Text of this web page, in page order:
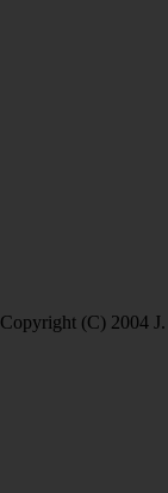
Copyright (C) 2004